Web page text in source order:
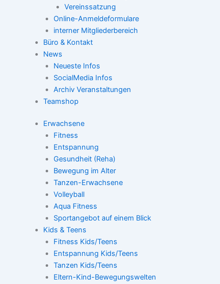
Vereinssatzung
Online-Anmeldeformulare
interner Mitgliederbereich
Büro & Kontakt
News
Neueste Infos
SocialMedia Infos
Archiv Veranstaltungen
Teamshop
Erwachsene
Fitness
Entspannung
Gesundheit (Reha)
Bewegung im Alter
Tanzen-Erwachsene
Volleyball
Aqua Fitness
Sportangebot auf einem Blick
Kids & Teens
Fitness Kids/Teens
Entspannung Kids/Teens
Tanzen Kids/Teens
Eltern-Kind-Bewegungswelten